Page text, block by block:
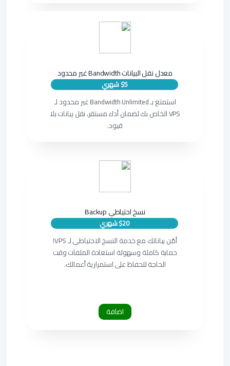
معدل نقل البيانات Bandwidth غير محدود
$5 شهري
استمتع بـ Bandwidth Unlimited غير محدود لـ
VPS الخاص بك لضمان أداء مستقر، نقل بيانات بلا
قيود.
نسخ احتياطي Backup
$20 شهري
أمّن بياناتك مع خدمة النسخ الاحتياطي لـ VPS!
حماية كاملة وسهولة استعادة الملفات وقت
الحاجة للحفاظ على استمرارية أعمالك.
اضافة